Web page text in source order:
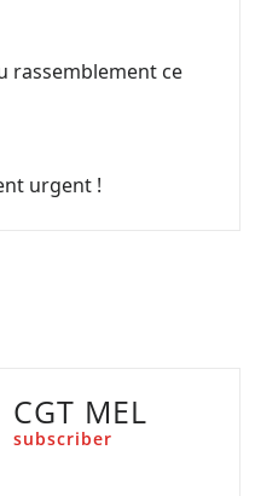
rassemblement ce
urgent !
CGT MEL
subscriber